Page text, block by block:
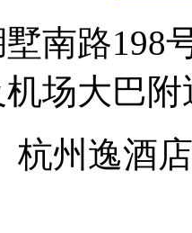
南路198
场大巴附
杭州逸